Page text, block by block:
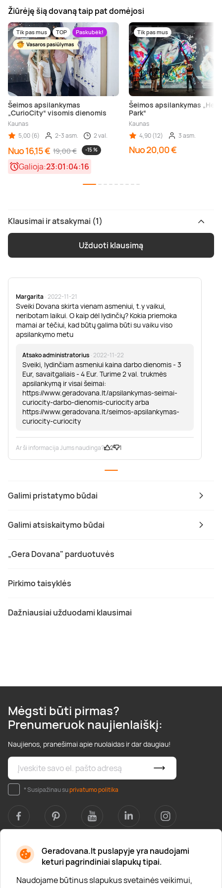
Geradovana.lt puslapyje yra naudojami
keturi pagrindiniai slapukų tipai.
Naudojame būtinus slapukus svetainės veikimui,
Galimi pristatymo būdai
Galimi atsiskaitymo būdai
„Gera Dovana" parduotuvės
Pirkimo taisyklės
Dažniausiai užduodami klausimai
Žiūrėję šią dovaną taip pat domėjosi
Tik pas mus TOP Paskubėk!
Šeimos apsilankymas
„CurioCity“ visomis dienomis
Kaunas
5,00 (6)
2-3 asm. 2 val.
Nuo 16,15 € 19,00 € -15 %
Galioja:23:01:04:16
Tik pas mus
Šeimos apsilankymas
Park“
Kaunas
4,90 (12)
3 asm.
Nuo 20,00 €
Klausimai ir atsakymai (1)
Užduoti klausimą
Margarita · 2022-11-21
Sveiki Dovana skirta vienam asmeniui, t.y vaikui,
neribotam laikui. O kaip dėl lydinčių? Kokia priemoka
mamai ar tėčiui, kad būtų galima būti su vaiku viso
apsilankymo metu
Atsako administratorius · 2022-11-22
Sveiki, lydinčiam asmeniui kaina darbo dienomis - 3
Eur, savaitgaliais - 4 Eur. Turime 2 val. trukmės
apsilankymą ir visai šeimai:
https://www.geradovana.lt/apsilankymas-seimai-
curiocity-darbo-dienomis-curiocity arba
https://www.geradovana.lt/seimos-apsilankymas-
curiocity-curiocity
Ar ši informacija Jums naudinga? 2 1
Mėgsti būti pirmas?
Prenumeruok naujienlaiškį:
Naujienos, pranešimai apie nuolaidas ir dar daugiau!
* Susipažinau suprivatumo politika
Apie mus
Apie „Gera Dovana“